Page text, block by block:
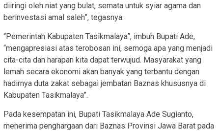
diiringi oleh niat yang bulat, semata untuk syiar agama dan
berinvestasi amal saleh”, tegasnya.
“Pemerintah Kabupaten Tasikmalaya”, imbuh Bupati Ade,
“mengapresiasi atas terobosan ini, semoga apa yang menjadi
cita-cita dan harapan kita dapat terwujud. Masyarakat yang
lemah secara ekonomi akan banyak yang terbantu dengan
hadirnya duta zakat sebagai jembatan Baznas khususnya di
Kabupaten Tasikmalaya”.
Pada kesempatan ini, Bupati Tasikmalaya Ade Sugianto,
menerima penghargaan dari Baznas Provinsi Jawa Barat pada